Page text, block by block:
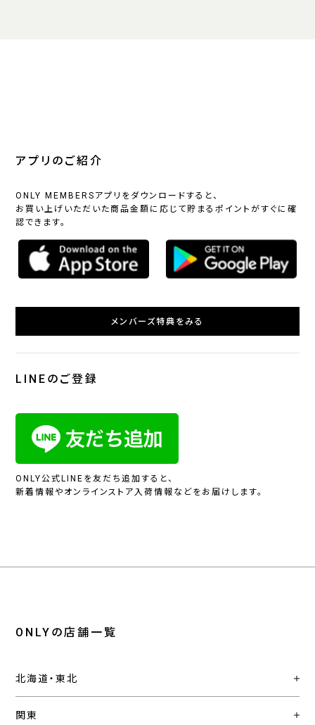
アプリのご紹介
ONLY MEMBERSアプリをダウンロードすると、
お買い上げいただいた商品金額に応じて貯まるポイントがすぐに確
認できます。
メンバーズ特典をみる
LINEのご登録
ONLY公式LINEを友だち追加すると、
新着情報やオンラインストア入荷情報などをお届けします。
ONLYの店舗一覧
北海道・東北
関東